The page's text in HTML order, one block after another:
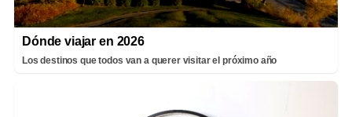
Dónde viajar en 2026
Los destinos que todos van a querer visitar el próximo año